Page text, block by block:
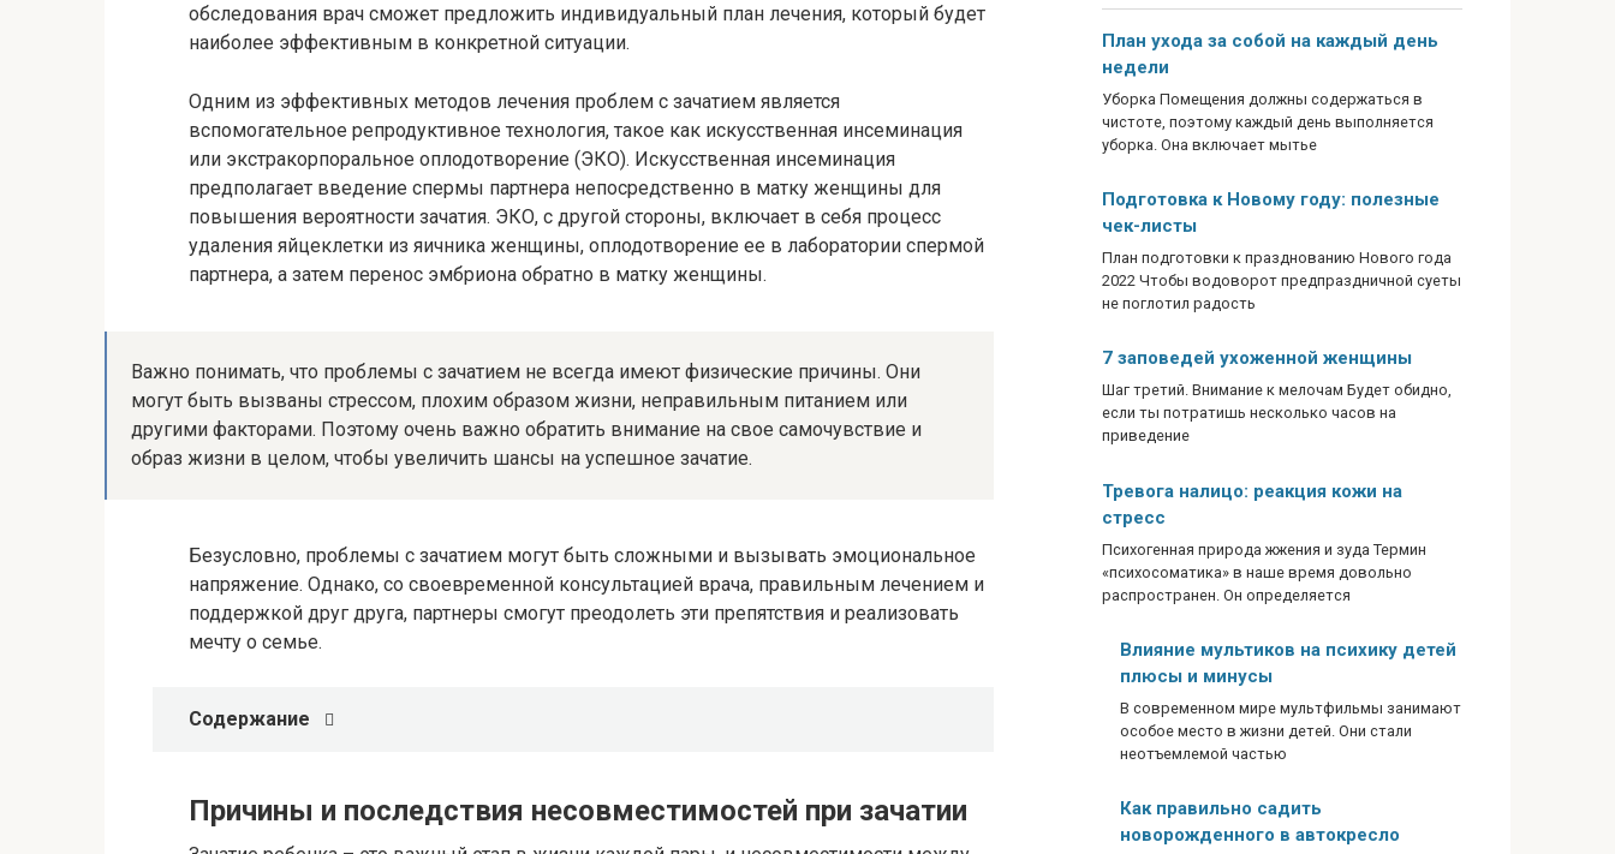
обследования врач сможет предложить индивидуальный план лечения, который будет
наиболее эффективным в конкретной ситуации.
Одним из эффективных методов лечения проблем с зачатием является
вспомогательное репродуктивное технология, такое как искусственная инсеминация
или экстракорпоральное оплодотворение (ЭКО). Искусственная инсеминация
предполагает введение спермы партнера непосредственно в матку женщины для
повышения вероятности зачатия. ЭКО, с другой стороны, включает в себя процесс
удаления яйцеклетки из яичника женщины, оплодотворение ее в лаборатории спермой
партнера, а затем перенос эмбриона обратно в матку женщины.
Важно понимать, что проблемы с зачатием не всегда имеют физические причины. Они
могут быть вызваны стрессом, плохим образом жизни, неправильным питанием или
другими факторами. Поэтому очень важно обратить внимание на свое самочувствие и
образ жизни в целом, чтобы увеличить шансы на успешное зачатие.
Безусловно, проблемы с зачатием могут быть сложными и вызывать эмоциональное
напряжение. Однако, со своевременной консультацией врача, правильным лечением и
поддержкой друг друга, партнеры смогут преодолеть эти препятствия и реализовать
мечту о семье.
Содержание
Причины и последствия несовместимостей при зачатии
План ухода за собой на каждый день
недели
Уборка Помещения должны содержаться в
чистоте, поэтому каждый день выполняется
уборка. Она включает мытье
Подготовка к Новому году: полезные
чек-листы
План подготовки к празднованию Нового года
2022 Чтобы водоворот предпраздничной суеты
не поглотил радость
7 заповедей ухоженной женщины
Шаг третий. Внимание к мелочам Будет обидно,
если ты потратишь несколько часов на
приведение
Тревога налицо: реакция кожи на
стресс
Психогенная природа жжения и зуда Термин
«психосоматика» в наше время довольно
распространен. Он определяется
Влияние мультиков на психику детей
плюсы и минусы
В современном мире мультфильмы занимают
особое место в жизни детей. Они стали
неотъемлемой частью
Как правильно садить
новорожденного в автокресло